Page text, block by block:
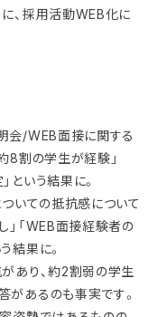
に、採用活動WEB化に
会/WEB面接に関する
8割の学生が経験」
という結果に。
いての抵抗感について
」「WEB面接経験者の
結果に。
あり、約2割弱の学生
があるのも事実です。